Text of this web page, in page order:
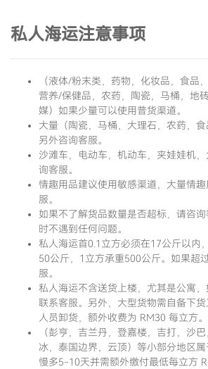
私人海运注意事项
（液体/粉末类，药物，化妆品，食品
营养/保健品，农药，陶瓷，马桶，地
媒）如果少量可以使用普货渠道。
大量（陶瓷，马桶，大理石，农药，
另外咨询客服。
沙滩车，电动车，机动车，夹娃娃机
询客服。
情趣用品建议使用敏感渠道，大量情
服。
如果不了解货品数量是否超标，请咨
时不遇到任何问题。
私人海运首0.1立方必须在17公斤以内
50公斤，1立方承重500公斤。如果超
服。
私人海运不含送货上楼，尤其是公寓
联系客服。另外，大型货物需自备下
人员卸货，额外收费为 RM30 每立方。
（彭亨，吉兰丹，登嘉楼，吉打，沙
冰，泰国边界，云顶）等小部分地区
慢多5-10天并需额外缴付最低每立方